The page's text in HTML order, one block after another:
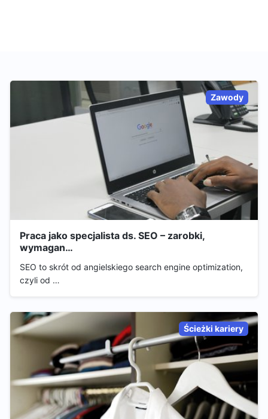
Zawody
Praca jako specjalista ds. SEO – zarobki,
wymagan…
SEO to skrót od angielskiego search engine optimization,
czyli od …
Ścieżki kariery